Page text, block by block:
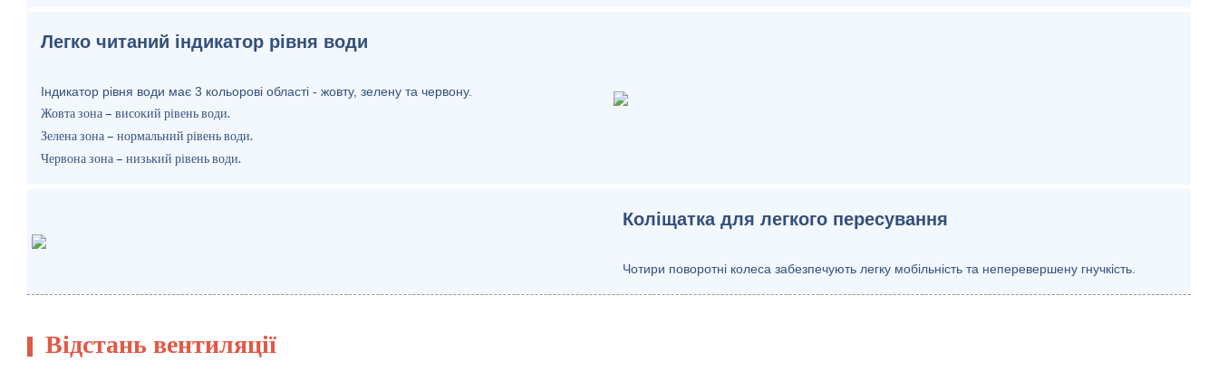
Легко читаний індикатор рівня води
Індикатор рівня води має 3 кольорові області - жовту, зелену та червону.
Жовта зона – високий рівень води.
Зелена зона – нормальний рівень води.
Червона зона – низький рівень води.
Коліщатка для легкого пересування
Чотири поворотні колеса забезпечують легку мобільність та неперевершену гнучкість.
Відстань вентиляції